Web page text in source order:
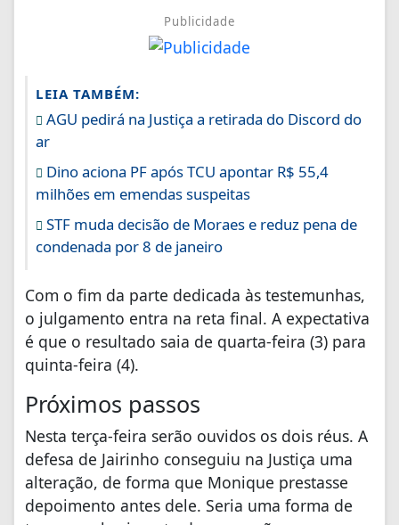
Publicidade
LEIA TAMBÉM:
AGU pedirá na Justiça a retirada do Discord do
ar
Dino aciona PF após TCU apontar R$ 55,4
milhões em emendas suspeitas
STF muda decisão de Moraes e reduz pena de
condenada por 8 de janeiro
Com o fim da parte dedicada às testemunhas,
o julgamento entra na reta final. A expectativa
é que o resultado saia de quarta-feira (3) para
quinta-feira (4).
Próximos passos
Nesta terça-feira serão ouvidos os dois réus. A
defesa de Jairinho conseguiu na Justiça uma
alteração, de forma que Monique prestasse
depoimento antes dele. Seria uma forma de